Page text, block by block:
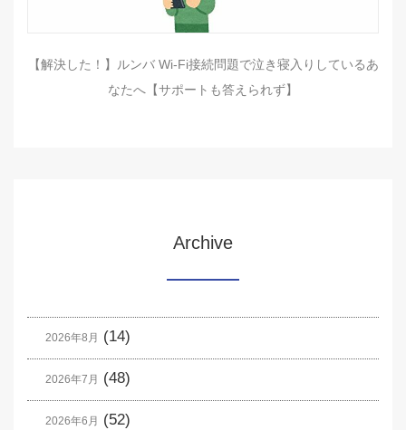
【解決した！】ルンバ Wi-Fi接続問題で泣き寝入りしているあ
なたへ【サポートも答えられず】
Archive
2026年8月 (14)
2026年7月 (48)
2026年6月 (52)